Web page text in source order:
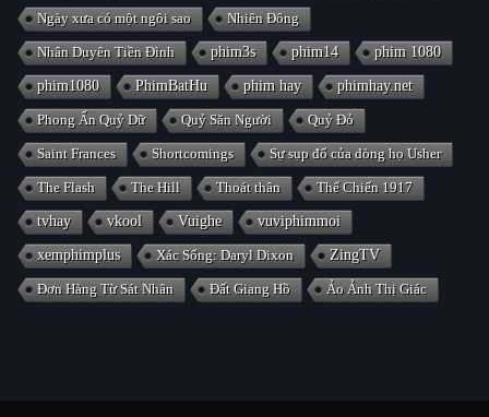
Ngày xưa có một ngôi sao Nhiên Đông
Nhân Duyên Tiền Đình phim3s phim14 phim 1080
phim1080 PhimBatHu phim hay phimhay.net
Phong Ấn Quỷ Dữ Quỷ Săn Người Quỷ Đỏ
Saint Frances Shortcomings Sự sụp đổ của dòng họ Usher
The Flash The Hill Thoát thân Thế Chiến 1917
tvhay vkool Vuighe vuviphimmoi
xemphimplus Xác Sống: Daryl Dixon ZingTV
Đơn Hàng Từ Sát Nhân Đất Giang Hồ Ảo Ảnh Thị Giác